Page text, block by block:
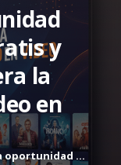
y
la
en
AVOD: la oportunidad del streaming gratis y por qué ViX lidera la publicidad en video en español